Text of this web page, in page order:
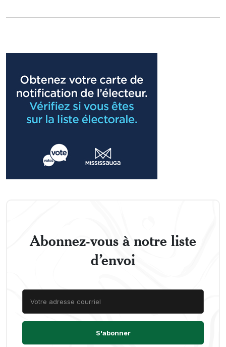
Abonnez-vous à notre liste
d’envoi